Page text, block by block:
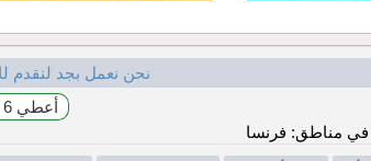
نحن نعمل بجد
مناطق: فرنسا